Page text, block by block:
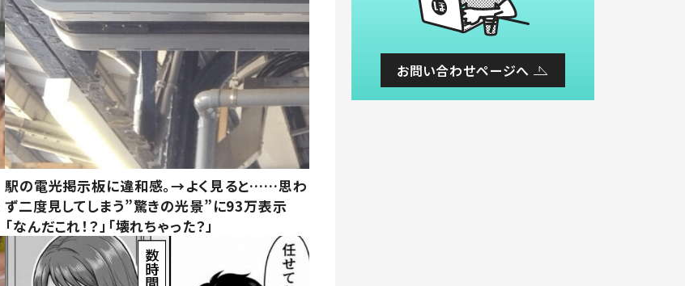
駅の電光掲示板に違和感。→よく見ると……思わ
ず二度見してしまう”驚きの光景”に93万表示
「なんだこれ！？」「壊れちゃった？」
お問い合わせページへ